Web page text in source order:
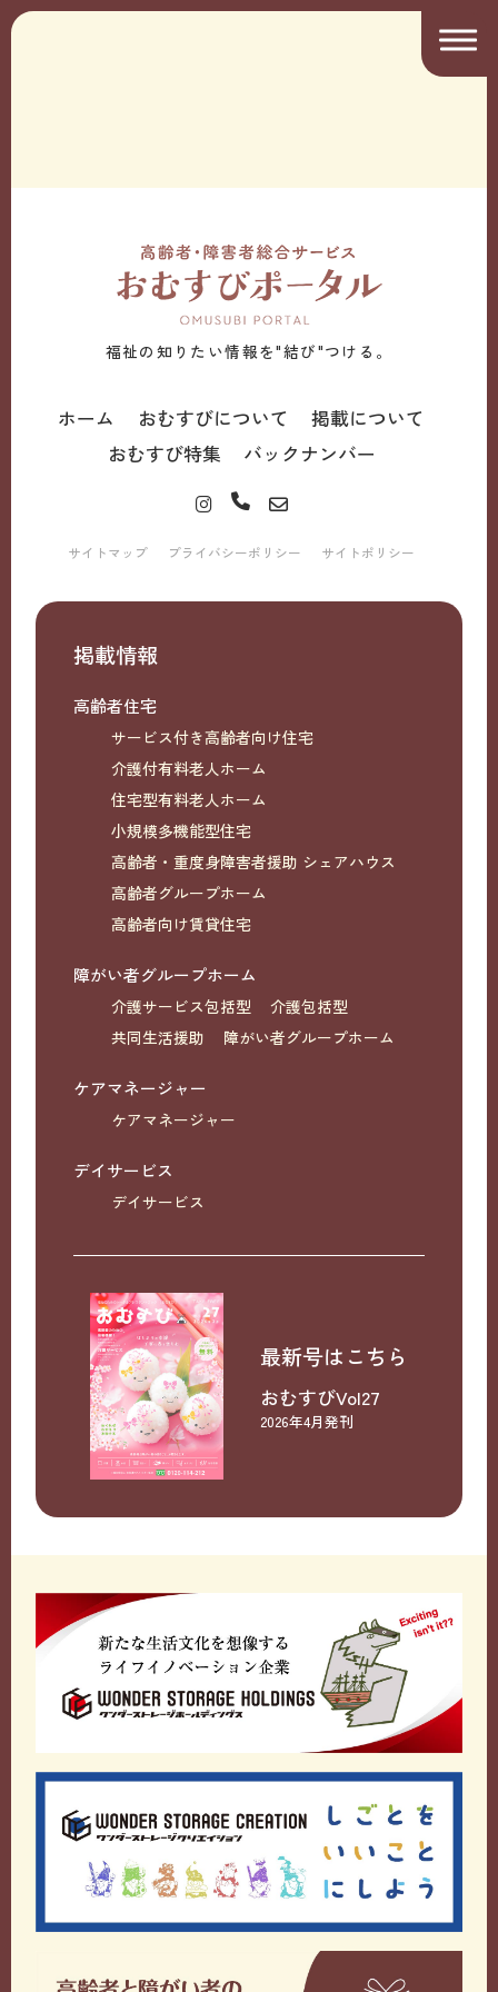
福祉の知りたい情報を"結び"つける。
ホーム おむすびについて
掲載について
おむすび特集
バックナンバー
サイトマップ プライバシーポリシー サイトポリシー
掲載情報
高齢者住宅
サービス付き高齢者向け住宅
介護付有料老人ホーム
住宅型有料老人ホーム
小規模多機能型住宅
高齢者・重度身障害者援助 シェアハウス
高齢者グループホーム
高齢者向け賃貸住宅
障がい者グループホーム
介護サービス包括型
介護包括型
共同生活援助
障がい者グループホーム
ケアマネージャー
ケアマネージャー
デイサービス
デイサービス
最新号はこちら
おむすびVol27
2026年4月発刊